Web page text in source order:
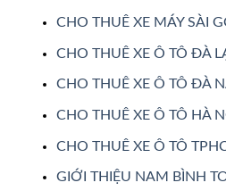
CHO THUÊ XE MÁY SÀI
CHO THUÊ XE Ô TÔ ĐÀ
CHO THUÊ XE Ô TÔ ĐÀ
CHO THUÊ XE Ô TÔ HÀ
CHO THUÊ XE Ô TÔ
GIỚI THIỆU NAM BÌNH